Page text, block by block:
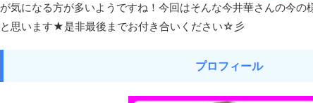
が気になる方が多いようですね！今回はそんな今井華さんの今の
と思います★是非最後までお付き合いください☆彡
プロフィール